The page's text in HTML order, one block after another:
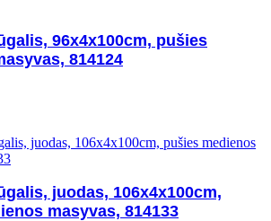
96x4x100cm, pušies
814124
juodas, 106x4x100cm,
masyvas, 814133